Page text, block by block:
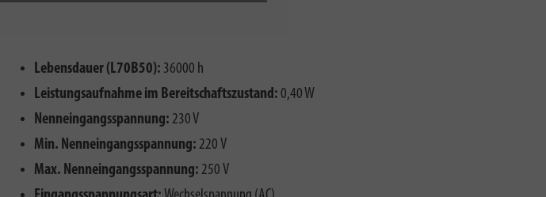
Lebensdauer (L70B50): 36000 h
Leistungsaufnahme im Bereitschaftszustand: 0,40 W
Nenneingangsspannung: 230 V
Min. Nenneingangsspannung: 220 V
Max. Nenneingangsspannung: 250 V